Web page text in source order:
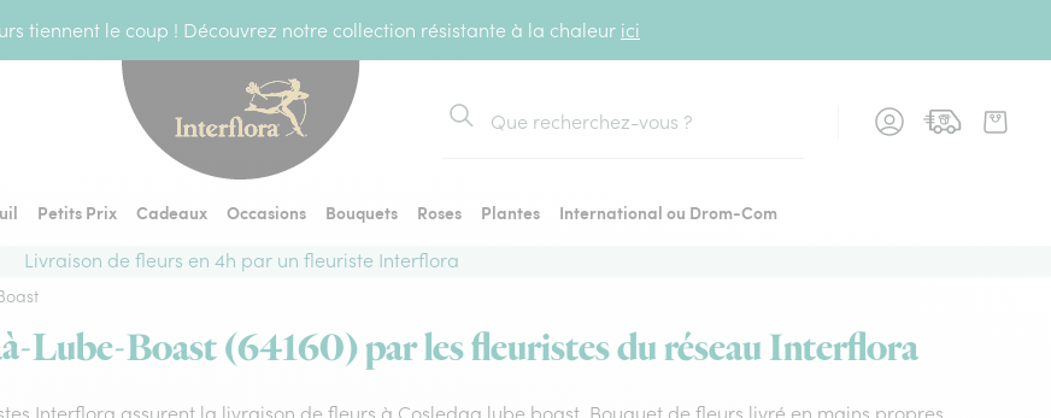
tiennent le coup ! Découvrez notre collection résistante à la chaleur ici
Rechercher
Petits Prix Cadeaux Occasions Bouquets Roses Plantes
International ou Drom-Com
Livraison de fleurs en 4h par un fleuriste Interflora
Lube-Boast (64160) par les fleuristes du réseau Interflora
Interflora assurent la livraison de fleurs à Cosledaa lube boast. Bouquet de fleurs livré en mains propres,